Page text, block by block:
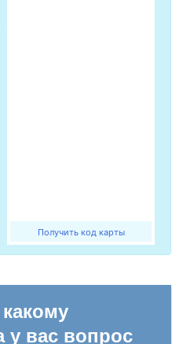
Получить код карты